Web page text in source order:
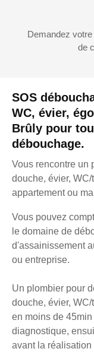
SOS
WC, évier,
Brûly pour
débouchage.
Vous rencontre un
douche, évier,
appartement ou
Vous pouvez
le domaine de
d'assainissement
ou entreprise.
Un plombier pour
douche, évier,
en moins de
diagnostique,
avant la
Demandez
de